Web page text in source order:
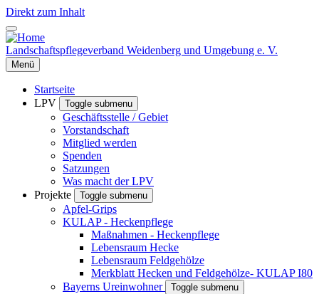
Direkt zum Inhalt
Landschaftspflegeverband Weidenberg und Umgebung e. V.
Menü
Startseite
LPV
Toggle submenu
Geschäftsstelle / Gebiet
Vorstandschaft
Mitglied werden
Spenden
Satzungen
Was macht der LPV
Projekte
Toggle submenu
Apfel-Grips
KULAP - Heckenpflege
Maßnahmen - Heckenpflege
Lebensraum Hecke
Lebensraum Feldgehölze
Merkblatt Hecken und Feldgehölze- KULAP I80
Bayerns Ureinwohner
Toggle submenu